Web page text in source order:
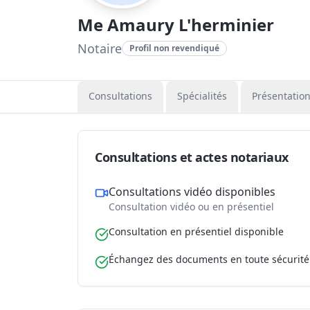
Me Amaury L'herminier
Notaire Profil non revendiqué
Consultations Spécialités Présentation
Consultations et actes notariaux
Consultations vidéo disponibles
Consultation vidéo ou en présentiel
Consultation en présentiel disponible
Échangez des documents en toute sécurité